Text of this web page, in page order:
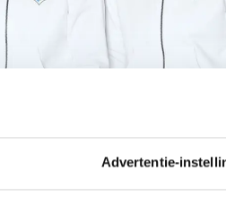
Advertentie-